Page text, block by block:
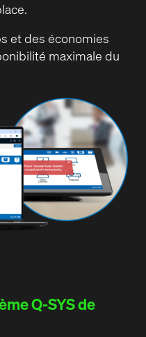
et des économies
maximale du
Q-SYS de